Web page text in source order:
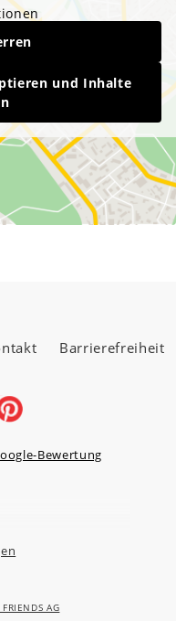
und Inhalte
Barrierefreiheit
Bewertung
Bad Homburg v.d.H.
FRIENDS AG